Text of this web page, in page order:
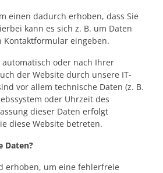
einen dadurch erhoben, dass Sie
kann es sich z. B. um Daten
Kontaktformular eingeben.
oder nach Ihrer
der Website durch unsere IT-
vor allem technische Daten (z. B.
oder Uhrzeit des
dieser Daten erfolgt
diese Website betreten.
Daten?
erhoben, um eine fehlerfreie